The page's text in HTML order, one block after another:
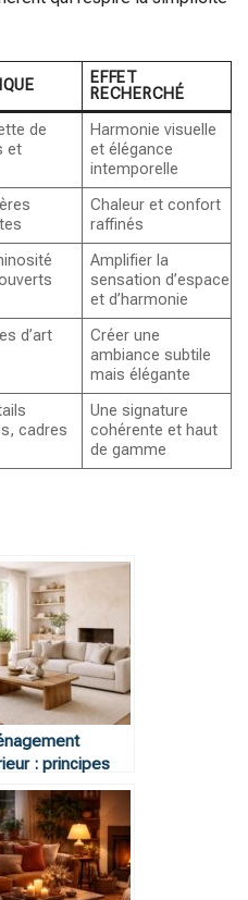
EFFET
RECHERCHÉ
de
et
Harmonie visuelle
et élégance
intemporelle
Chaleur et confort
raffinés
Amplifier la
sensation d’espace
et d’harmonie
d’art
Créer une
ambiance subtile
mais élégante
cadres
Une signature
cohérente et haut
de gamme
: principes